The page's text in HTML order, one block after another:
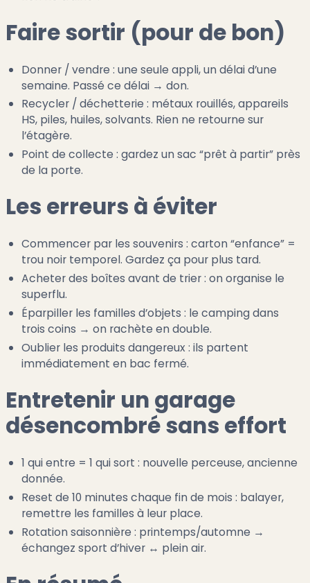
Faire sortir (pour de bon)
Donner / vendre : une seule appli, un délai d’une
semaine. Passé ce délai → don.
Recycler / déchetterie : métaux rouillés, appareils
HS, piles, huiles, solvants. Rien ne retourne sur
l’étagère.
Point de collecte : gardez un sac “prêt à partir” près
de la porte.
Les erreurs à éviter
Commencer par les souvenirs : carton “enfance” =
trou noir temporel. Gardez ça pour plus tard.
Acheter des boîtes avant de trier : on organise le
superflu.
Éparpiller les familles d’objets : le camping dans
trois coins → on rachète en double.
Oublier les produits dangereux : ils partent
immédiatement en bac fermé.
Entretenir un garage
désencombré sans effort
1 qui entre = 1 qui sort : nouvelle perceuse, ancienne
donnée.
Reset de 10 minutes chaque fin de mois : balayer,
remettre les familles à leur place.
Rotation saisonnière : printemps/automne →
échangez sport d’hiver ↔ plein air.